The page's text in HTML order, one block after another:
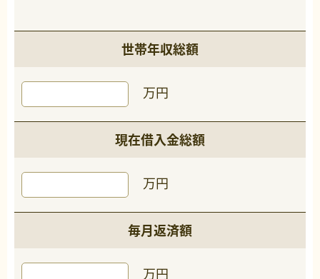
世帯年収総額
万円
現在借入金総額
万円
毎月返済額
万円